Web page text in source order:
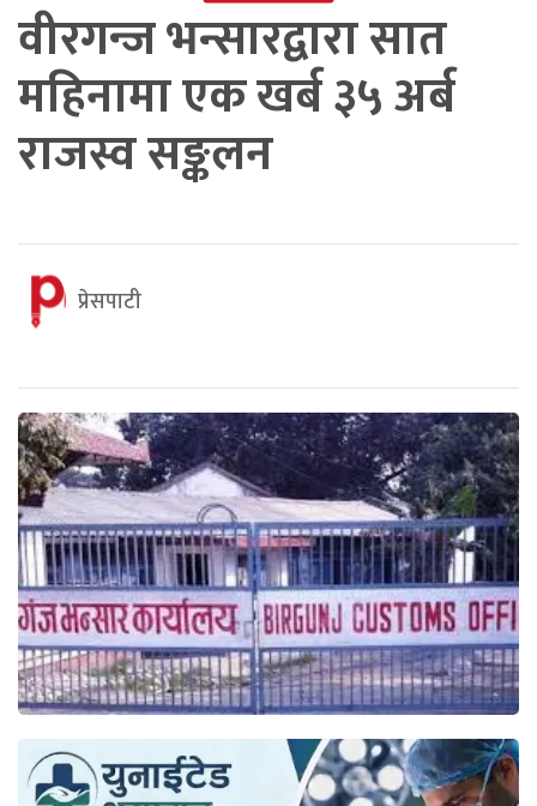
वीरगन्ज भन्सारद्वारा सात
महिनामा एक खर्ब ३५ अर्ब
राजस्व सङ्कलन
प्रेसपाटी